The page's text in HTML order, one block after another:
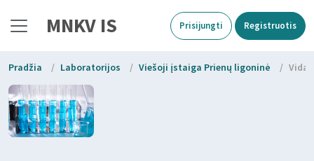
MNKV IS Prisijungti Registruotis
Pradžia / Laboratorijos / Viešoji įstaiga Prienų ligoninė /